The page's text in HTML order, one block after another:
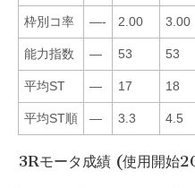
枠別コ率 —- 2.00 3.00
能力指数 — 53 53
平均ST — 17 18
平均ST順 — 3.3 4.5
3Rモータ成績 (使用開始